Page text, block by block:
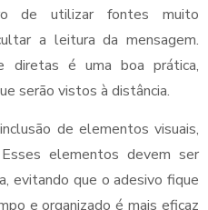
de utilizar fontes muito
a leitura da mensagem.
é uma boa prática,
serão vistos à distância.
de elementos visuais,
elementos devem ser
evitando que o adesivo fique
e organizado é mais eficaz